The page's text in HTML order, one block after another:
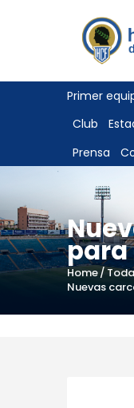
Primer
Club
Prensa
para
Home
Nuevas
ENTRADAS
TIENDA